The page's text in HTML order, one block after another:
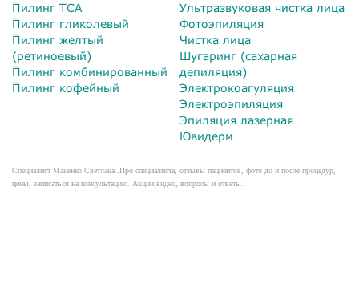
Пилинг TCA
Пилинг гликолевый
Пилинг желтый
(ретиноевый)
Пилинг комбинированный
Пилинг кофейный
Ультразвуковая чистка лица
Фотоэпиляция
Чистка лица
Шугаринг (сахарная
депиляция)
Электрокоагуляция
Электроэпиляция
Эпиляция лазерная
Ювидерм
Специалист Маценко Светлана .Про специалиста, отзывы пациентов, фото до и после процедур,
цены, записаться на консультацию. Акции,видео, вопросы и ответы.